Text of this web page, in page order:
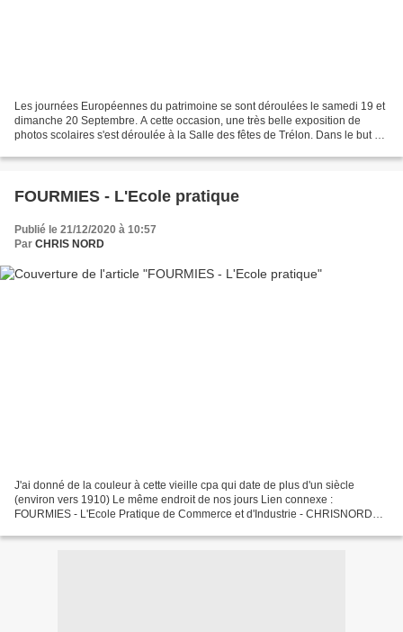
Les journées Européennes du patrimoine se sont déroulées le samedi 19 et
dimanche 20 Septembre. A cette occasion, une très belle exposition de
photos scolaires s'est déroulée à la Salle des fêtes de Trélon. Dans le but de
FOURMIES - L'Ecole pratique
Publié le 21/12/2020 à 10:57
Par CHRIS NORD
J'ai donné de la couleur à cette vieille cpa qui date de plus d'un siècle
(environ vers 1910) Le même endroit de nos jours Lien connexe :
FOURMIES - L'Ecole Pratique de Commerce et d'Industrie - CHRISNORD